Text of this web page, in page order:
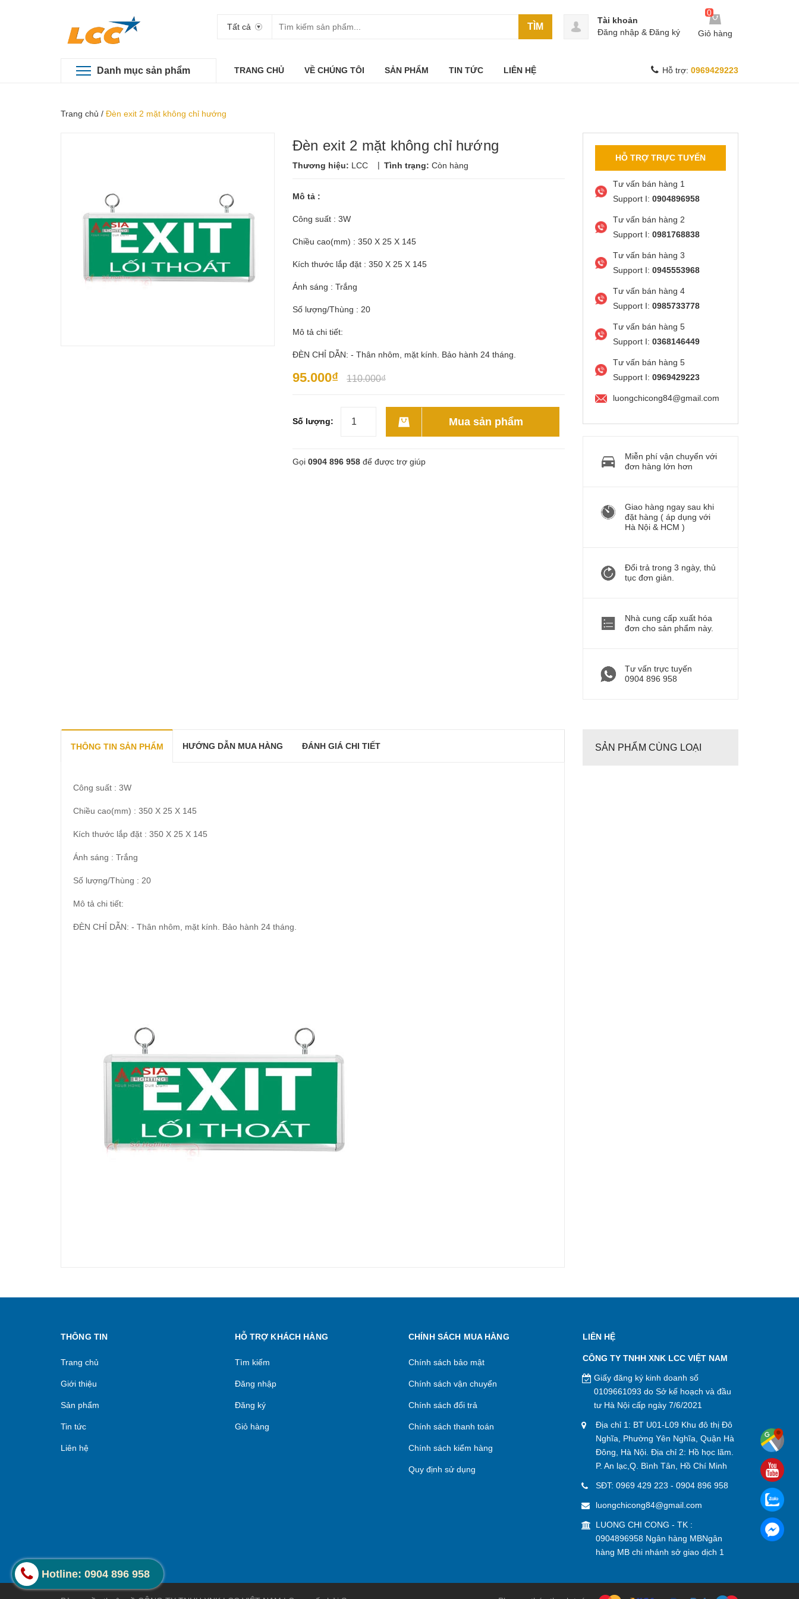
Tất cả TÌM
0
Giỏ hàng
Tài khoản
Đăng nhập & Đăng ký
Danh mục sản phẩm TRANG CHỦ VỀ CHÚNG TÔI SẢN PHẨM TIN TỨC LIÊN HỆ Hỗ trợ: 0969429223
Trang chủ / Đèn exit 2 mặt không chỉ hướng
Đèn exit 2 mặt không chỉ hướng
Thương hiệu: LCC | Tình trạng: Còn hàng
Mô tả :
Công suất : 3W
Chiều cao(mm) : 350 X 25 X 145
Kích thước lắp đặt : 350 X 25 X 145
Ánh sáng : Trắng
Số lượng/Thùng : 20
Mô tả chi tiết:
ĐÈN CHỈ DẪN: - Thân nhôm, mặt kính. Bảo hành 24 tháng.
95.000₫ 110.000₫
Số lượng: Mua sản phẩm
Gọi 0904 896 958 để được trợ giúp
HỖ TRỢ TRỰC TUYẾN
Tư vấn bán hàng 1
Support I: 0904896958
Tư vấn bán hàng 2
Support I: 0981768838
Tư vấn bán hàng 3
Support I: 0945553968
Tư vấn bán hàng 4
Support I: 0985733778
Tư vấn bán hàng 5
Support I: 0368146449
Tư vấn bán hàng 5
Support I: 0969429223
luongchicong84@gmail.com
Miễn phí vận chuyển với
đơn hàng lớn hơn
Giao hàng ngay sau khi
đặt hàng ( áp dụng với
Hà Nội & HCM )
Đổi trả trong 3 ngày, thủ
tục đơn giản.
Nhà cung cấp xuất hóa
đơn cho sản phẩm này.
Tư vấn trực tuyến
0904 896 958
THÔNG TIN SẢN PHẨM HƯỚNG DẪN MUA HÀNG ĐÁNH GIÁ CHI TIẾT
Công suất : 3W
Chiều cao(mm) : 350 X 25 X 145
Kích thước lắp đặt : 350 X 25 X 145
Ánh sáng : Trắng
Số lượng/Thùng : 20
Mô tả chi tiết:
ĐÈN CHỈ DẪN: - Thân nhôm, mặt kính. Bảo hành 24 tháng.
SẢN PHẨM CÙNG LOẠI
THÔNG TIN
Trang chủ
Giới thiệu
Sản phẩm
Tin tức
Liên hệ
HỖ TRỢ KHÁCH HÀNG
Tìm kiếm
Đăng nhập
Đăng ký
Giỏ hàng
CHÍNH SÁCH MUA HÀNG
Chính sách bảo mật
Chính sách vận chuyển
Chính sách đổi trả
Chính sách thanh toán
Chính sách kiểm hàng
Quy định sử dụng
LIÊN HỆ
CÔNG TY TNHH XNK LCC VIỆT NAM
Giấy đăng ký kinh doanh số
0109661093 do Sở kế hoạch và đầu
tư Hà Nội cấp ngày 7/6/2021
Địa chỉ 1: BT U01-L09 Khu đô thị Đô
Nghĩa, Phường Yên Nghĩa, Quận Hà
Đông, Hà Nội. Địa chỉ 2: Hồ học lãm.
P. An lạc,Q. Bình Tân, Hồ Chí Minh
SĐT: 0969 429 223 - 0904 896 958
luongchicong84@gmail.com
LUONG CHI CONG - TK :
0904896958 Ngân hàng MBNgân
hàng MB chi nhánh sở giao dịch 1
Hotline: 0904 896 958